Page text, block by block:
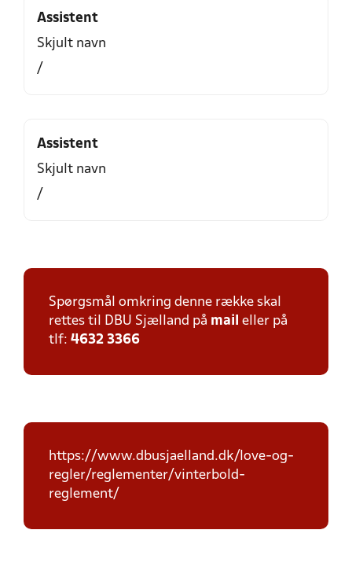
Assistent
Skjult navn
/
Assistent
Skjult navn
/
Spørgsmål omkring denne række skal
rettes til DBU Sjælland på mail eller på
tlf: 4632 3366
https://www.dbusjaelland.dk/love-og-
regler/reglementer/vinterbold-
reglement/